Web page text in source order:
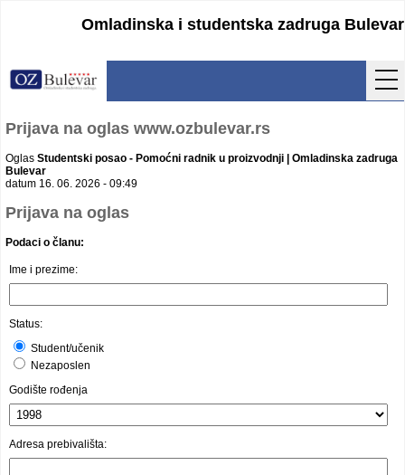
Omladinska i studentska zadruga Bulevar
Usluge
Lokacija
Video oglasi
Prijava na oglas www.ozbulevar.rs
Oglas Studentski posao - Pomoćni radnik u proizvodnji | Omladinska zadruga
Bulevar
datum 16. 06. 2026 - 09:49
Prijava na oglas
Podaci o članu:
Ime i prezime:
Status:
Student/učenik
Nezaposlen
Godište rođenja
Adresa prebivališta: